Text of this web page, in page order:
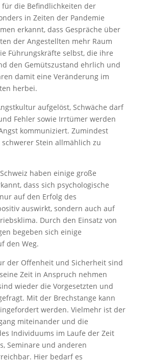
für die Befindlichkeiten der
in Zeiten der Pandemie
erkannt, dass Gespräche über
der Angestellten mehr Raum
Führungskräfte selbst, die ihre
den Gemütszustand ehrlich und
damit eine Veränderung im
herbei.
aufgelöst, Schwäche darf
Fehler sowie Irrtümer werden
kommuniziert. Zumindest
Stein allmählich zu
haben einige große
dass sich psychologische
auf den Erfolg des
auswirkt, sondern auch auf
Durch den Einsatz von
begeben sich einige
den Weg.
der Offenheit und Sicherheit sind
Zeit in Anspruch nehmen
wieder die Vorgesetzten und
Mit der Brechstange kann
werden. Vielmehr ist der
miteinander und die
Individuums im Laufe der Zeit
Seminare und anderen
Hier bedarf es